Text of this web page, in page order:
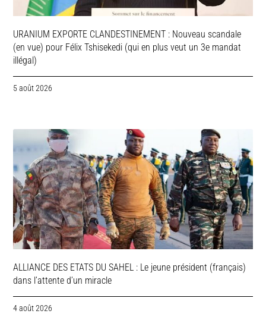
URANIUM EXPORTE CLANDESTINEMENT : Nouveau scandale
(en vue) pour Félix Tshisekedi (qui en plus veut un 3e mandat
illégal)
5 août 2026
ALLIANCE DES ETATS DU SAHEL : Le jeune président (français)
dans l’attente d’un miracle
4 août 2026